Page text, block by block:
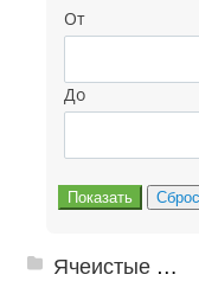
От
До
Ячеистые грязезащитные покрытия